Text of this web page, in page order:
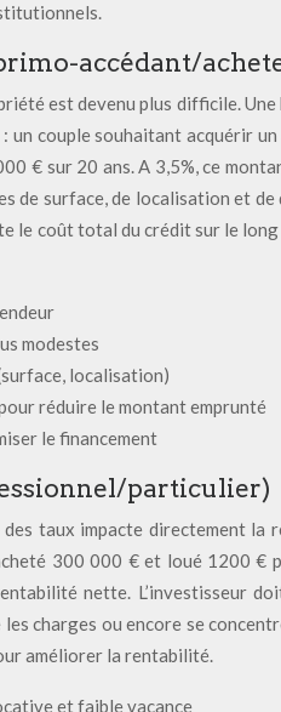
accédant/
est devenu plus difficile.
un couple souhaitant acquérir
€ sur 20 ans. A 3,5%, ce
de surface, de localisation et
le coût total du crédit sur le
modestes
localisation)
réduire le montant emprunté
le financement
particulier)
taux impacte directement
300 000 € et loué 1200
nette. L’investisseur
charges ou encore se
améliorer la rentabilité.
et faible vacance